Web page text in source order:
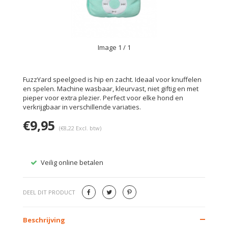
Image 1 / 1
FuzzYard speelgoed is hip en zacht. Ideaal voor knuffelen
en spelen. Machine wasbaar, kleurvast, niet giftig en met
pieper voor extra plezier. Perfect voor elke hond en
verkrijgbaar in verschillende variaties.
€9,95 (€8,22 Excl. btw)
Veilig online betalen
DEEL DIT PRODUCT
Beschrijving